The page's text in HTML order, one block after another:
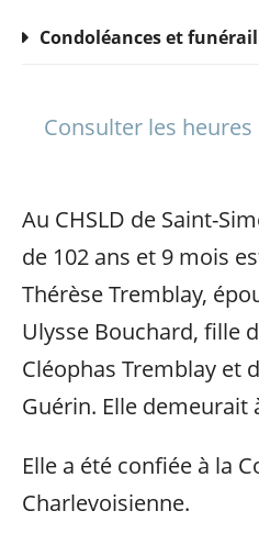
Condoléances et
Consulter les
Au CHSLD de Saint-
de 102 ans et 9 mois
Thérèse Tremblay,
Ulysse Bouchard, fille
Cléophas Tremblay et
Guérin. Elle demeurait
Elle a été confiée à la
Charlevoisienne.